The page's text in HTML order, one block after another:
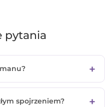
pytania
spojrzeniem?